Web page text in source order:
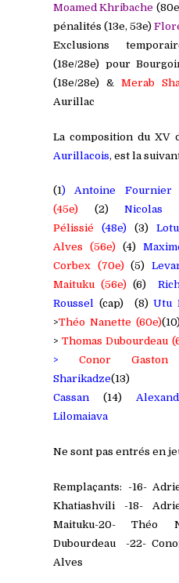
Moamed Khribache
pénalités (13e, 53e)
Exclusions
(18e/28e) pour
(18e/28e) & Merab
Aurillac
La composition du XV
Aurillacois, est la
(1) Antoine Fournier
(45e)
(2)
Pélissié (48e) (3)
Alves (56e) (4)
Corbex (70e) (5)
Maituku (56e) (6)
Roussel (cap) (8)Utu
>Théo Nanette (60e)
>Thomas Dubourdeau
> Conor Gaston
Sharikadze
Cassan
(14)
Lilomaiava
Ne sont pas entrés en
Remplaçants: -16-
Khatiashvili -18-
Maituku-20- Théo
Dubourdeau -22-
Alves